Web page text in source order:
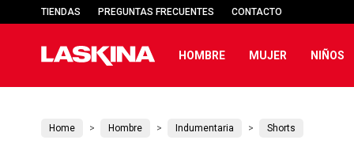
HOMBRE MUJER NIÑOS
TIENDAS PREGUNTAS FRECUENTES CONTACTO
Home Hombre Indumentaria Shorts